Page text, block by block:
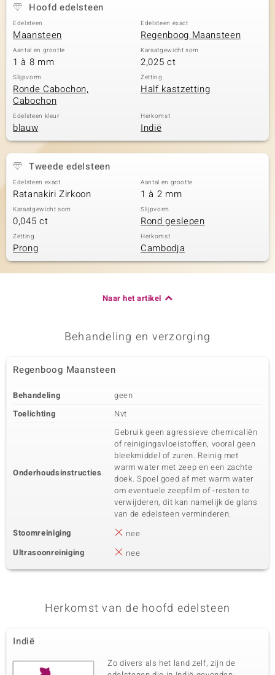
Hoofd edelsteen
Edelsteen
Maansteen
Edelsteen exact
Regenboog Maansteen
Aantal en grootte
1 à 8 mm
Karaatgewicht som
2,025 ct
Slijpvorm
Ronde Cabochon,
Cabochon
Zetting
Half kastzetting
Edelsteen kleur
blauw
Herkomst
Indië
Tweede edelsteen
Edelsteen exact
Ratanakiri Zirkoon
Aantal en grootte
1 à 2 mm
Karaatgewicht som
0,045 ct
Slijpvorm
Rond geslepen
Zetting
Prong
Herkomst
Cambodja
Naar het artikel
Behandeling en verzorging
Regenboog Maansteen
Behandeling
geen
Toelichting
Nvt
Onderhoudsinstructies
Gebruik geen agressieve chemicaliën
of reinigingsvloeistoffen, vooral geen
bleekmiddel of zuren. Reinig met
warm water met zeep en een zachte
doek. Spoel goed af met warm water
om eventuele zeepfilm of -resten te
verwijderen, dit kan namelijk de glans
van de edelsteen verminderen.
Stoomreiniging
nee
Ultrasoonreiniging
nee
Herkomst van de hoofd edelsteen
Indië
Zo divers als het land zelf, zijn de